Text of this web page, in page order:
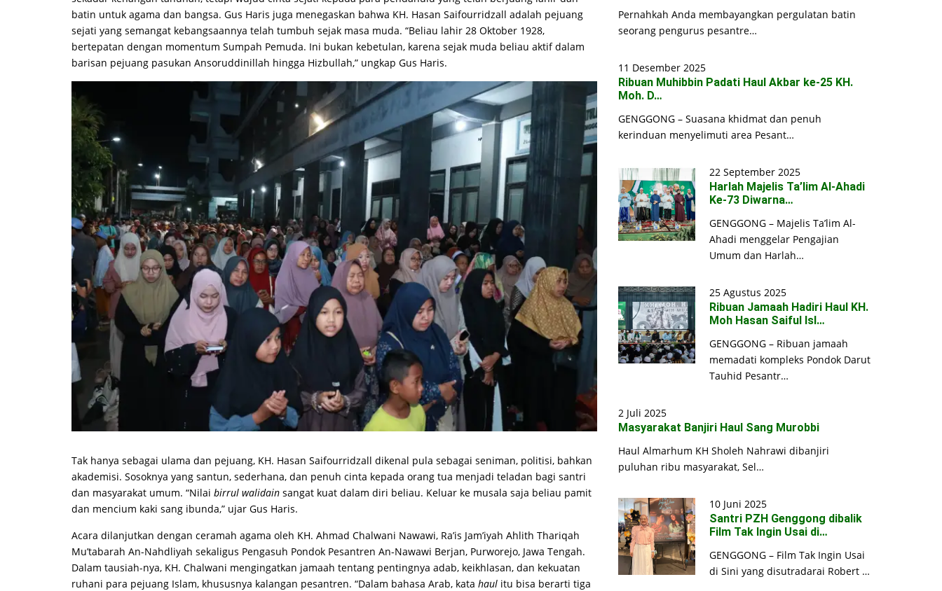
batin untuk agama dan bangsa. Gus Haris juga menegaskan bahwa KH. Hasan Saifourridzall adalah pejuang
sejati yang semangat kebangsaannya telah tumbuh sejak masa muda. “Beliau lahir 28 Oktober 1928,
bertepatan dengan momentum Sumpah Pemuda. Ini bukan kebetulan, karena sejak muda beliau aktif dalam
barisan pejuang pasukan Ansoruddinillah hingga Hizbullah,” ungkap Gus Haris.
Tak hanya sebagai ulama dan pejuang, KH. Hasan Saifourridzall dikenal pula sebagai seniman, politisi, bahkan
akademisi. Sosoknya yang santun, sederhana, dan penuh cinta kepada orang tua menjadi teladan bagi santri
dan masyarakat umum. “Nilai birrul walidain sangat kuat dalam diri beliau. Keluar ke musala saja beliau pamit
dan mencium kaki sang ibunda,” ujar Gus Haris.
Acara dilanjutkan dengan ceramah agama oleh KH. Ahmad Chalwani Nawawi, Ra’is Jam’iyah Ahlith Thariqah
Mu’tabarah An-Nahdliyah sekaligus Pengasuh Pondok Pesantren An-Nawawi Berjan, Purworejo, Jawa Tengah.
Dalam tausiah-nya, KH. Chalwani mengingatkan jamaah tentang pentingnya adab, keikhlasan, dan kekuatan
ruhani para pejuang Islam, khususnya kalangan pesantren. “Dalam bahasa Arab, kata haul itu bisa berarti tiga
Pernahkah Anda membayangkan pergulatan batin
seorang pengurus pesantre…
11 Desember 2025
Ribuan Muhibbin Padati Haul Akbar ke-25 KH.
Moh. D…
GENGGONG – Suasana khidmat dan penuh
kerinduan menyelimuti area Pesant…
22 September 2025
Harlah Majelis Ta’lim Al-Ahadi
Ke-73 Diwarna…
GENGGONG – Majelis Ta’lim Al-
Ahadi menggelar Pengajian
Umum dan Harlah…
25 Agustus 2025
Ribuan Jamaah Hadiri Haul KH.
Moh Hasan Saiful Isl…
GENGGONG – Ribuan jamaah
memadati kompleks Pondok Darut
Tauhid Pesantr…
2 Juli 2025
Masyarakat Banjiri Haul Sang Murobbi
Haul Almarhum KH Sholeh Nahrawi dibanjiri
puluhan ribu masyarakat, Sel…
10 Juni 2025
Santri PZH Genggong dibalik
Film Tak Ingin Usai di…
GENGGONG – Film Tak Ingin Usai
di Sini yang disutradarai Robert …